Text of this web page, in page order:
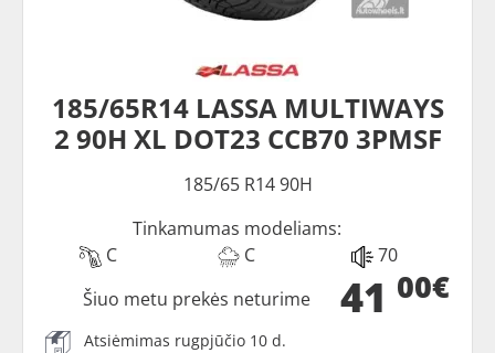
185/65R14 LASSA MULTIWAYS
2 90H XL DOT23 CCB70 3PMSF
185/65 R14 90H
Tinkamumas modeliams:
C
C 70
41 00€
Šiuo metu prekės neturime
Atsiėmimas rugpjūčio 10 d.